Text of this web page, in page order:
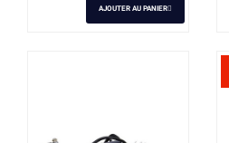
AJOUTER AU PANIER